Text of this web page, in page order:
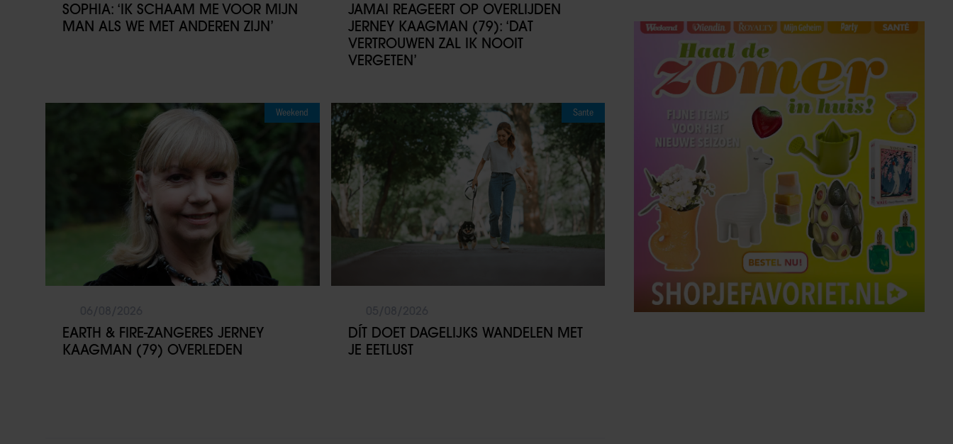
SOPHIA: ‘IK SCHAAM ME VOOR MIJN
MAN ALS WE MET ANDEREN ZIJN’
JAMAI REAGEERT OP OVERLIJDEN
JERNEY KAAGMAN (79): ‘DAT
VERTROUWEN ZAL IK NOOIT
VERGETEN’
Weekend
EARTH & FIRE-ZANGERES JERNEY
KAAGMAN (79) OVERLEDEN
Sante
DÍT DOET DAGELIJKS WANDELEN MET
JE EETLUST